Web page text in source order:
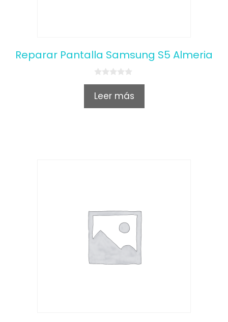
Reparar Pantalla Samsung S5 Almeria
0
u
Leer más